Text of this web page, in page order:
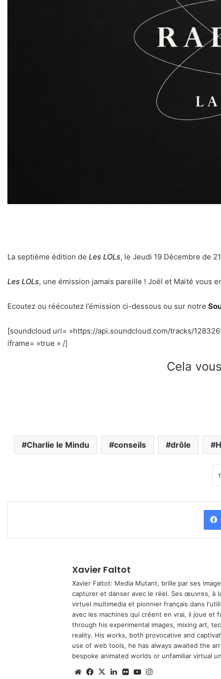
La septième édition de Les LOLs, le Jeudi 19 Décembre de
Les LOLs, une émission jamais pareille ! Joël et Maïté vous
Ecoutez ou réécoutez l’émission ci-dessous ou sur notre
[soundcloud url= »https://api.soundcloud.com/tracks/
iframe= »true » /]
Cela
Charlie le Mindu conseils drôle
Xavier Faltot
Xavier Faltot: Media Mutant, brille par ses
capturer et danser avec le réel. Ses œuvres, à
virtuel multimedia et pionnier français dans
avec les machines qui créent en vrai, il joue et
through his experimental images, mixing art,
reality. His works, both provocative and
use of web tools, he has always awaited the
bespoke animated worlds or unfamiliar virtual
We Fa
X
Lin Fli Yo